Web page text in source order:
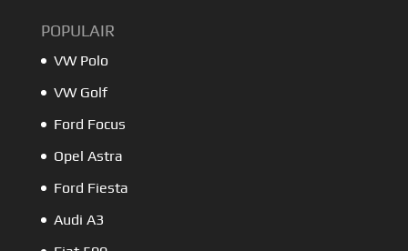
POPULAIR
VW Polo
VW Golf
Ford Focus
Opel Astra
Ford Fiesta
Audi A3